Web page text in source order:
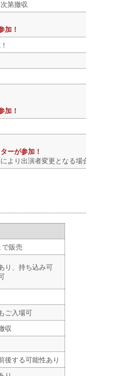
第撤収
加！
加！
ーが参加！
より出演者変更となる場合がございます。
販売
り、持ち込み可
ご入場可
収
後する可能性あり